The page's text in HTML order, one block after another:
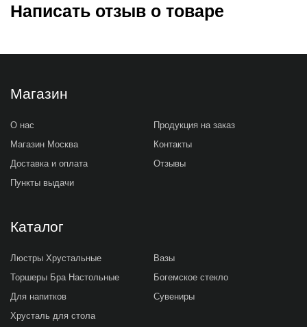
Написать отзыв о товаре
Магазин
О нас
Магазин Москва
Доставка и оплата
Пункты выдачи
Продукция на заказ
Контакты
Отзывы
Каталог
Люстры Хрустальные
Торшеры Бра Настольные
Для напитков
Хрусталь для стола
Вазы
Богемское стекло
Сувениры